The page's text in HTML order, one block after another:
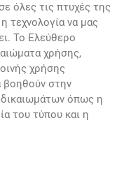
όλες τις πτυχές της
τεχνολογία να μας
Το Ελεύθερο
χρήσης,
χρήσης
βοηθούν στην
όπως η
του τύπου και η